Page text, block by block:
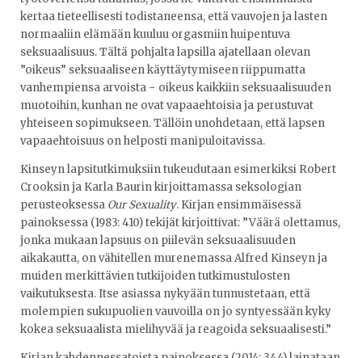
kertaa tieteellisesti todistaneensa, että vauvojen ja lasten
normaaliin elämään kuuluu orgasmiin huipentuva
seksuaalisuus. Tältä pohjalta lapsilla ajatellaan olevan
”oikeus” seksuaaliseen käyttäytymiseen riippumatta
vanhempiensa arvoista − oikeus kaikkiin seksuaalisuuden
muotoihin, kunhan ne ovat vapaaehtoisia ja perustuvat
yhteiseen sopimukseen. Tällöin unohdetaan, että lapsen
vapaaehtoisuus on helposti manipuloitavissa.
Kinseyn lapsitutkimuksiin tukeudutaan esimerkiksi Robert
Crooksin ja Karla Baurin kirjoittamassa seksologian
perusteoksessa Our Sexuality. Kirjan ensimmäisessä
painoksessa (1983: 410) tekijät kirjoittivat: ”Väärä olettamus,
jonka mukaan lapsuus on piilevän seksuaalisuuden
aikakautta, on vähitellen murenemassa Alfred Kinseyn ja
muiden merkittävien tutkijoiden tutkimustulosten
vaikutuksesta. Itse asiassa nykyään tunnustetaan, että
molempien sukupuolien vauvoilla on jo syntyessään kyky
kokea seksuaalista mielihyvää ja reagoida seksuaalisesti.”